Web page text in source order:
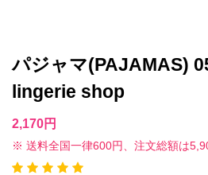
パジャマ(PAJAMAS)
lingerie shop
2,170円
※ 送料全国一律600円、注文総額は